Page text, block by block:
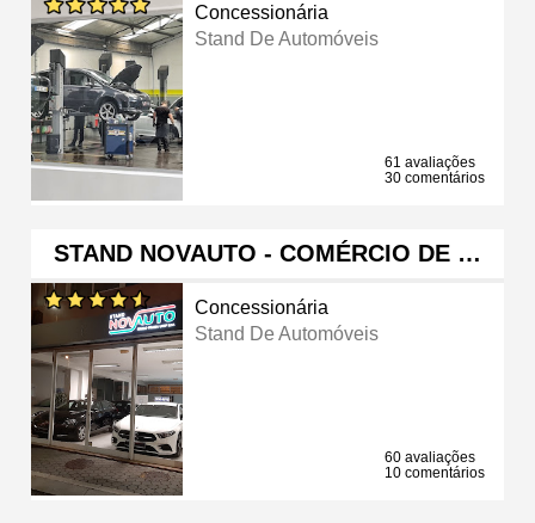
Concessionária
Stand De Automóveis
61 avaliações
30 comentários
STAND NOVAUTO - COMÉRCIO DE …
Concessionária
Stand De Automóveis
60 avaliações
10 comentários